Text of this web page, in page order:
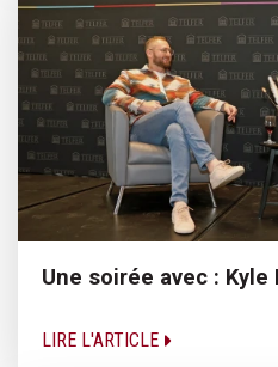
Une soirée avec : Kyle
LIRE L'ARTICLE